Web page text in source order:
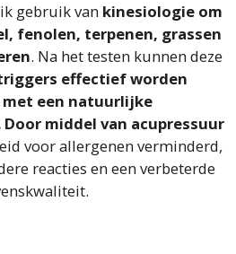
gebruik van kinesiologie om
fenolen, terpenen, grassen
. Na het testen kunnen deze
effectief worden
een natuurlijke
middel van acupressuur
voor allergenen verminderd,
reacties en een verbeterde